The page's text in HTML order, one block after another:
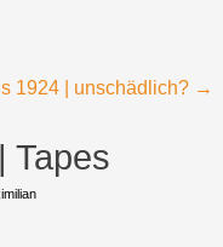
1924 | unschädlich? →
Tapes